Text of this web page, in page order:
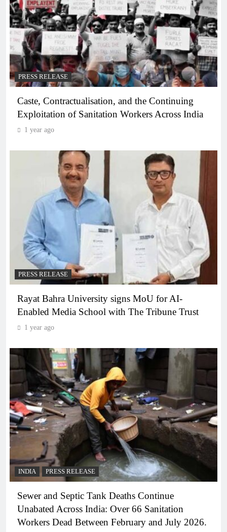
PRESS RELEASE
Caste, Contractualisation, and the Continuing
Exploitation of Sanitation Workers Across India
1 year ago
PRESS RELEASE
Rayat Bahra University signs MoU for AI-
Enabled Media School with The Tribune Trust
1 year ago
INDIA PRESS RELEASE
Sewer and Septic Tank Deaths Continue
Unabated Across India: Over 66 Sanitation
Workers Dead Between February and July 2026.